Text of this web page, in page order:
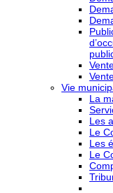
Vie
La
Les
Le
Les
Le